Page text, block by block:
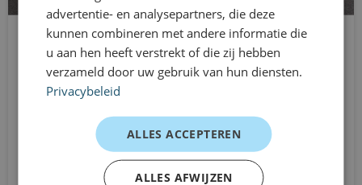
Die Vorteile des Händlerleasings für
Direkt vom Lager fahren
Flexible Laufzeiten von 1 bis 12 Monaten
Keine langfristigen Verpflichtungen
Transparente Kostenstruktur
Geeignet für geschäftliche und private Nutzung
verstellbarer Lenker
Telefonintegration
hitzebeständiges Glas
Seitenairbag(s) für
Hyundai i10
Fließheck
449 € /mnd excl. btw
advertentie- en analysepartners, die deze
kunnen combineren met andere informatie die
u aan hen heeft verstrekt of die zij hebben
verzameld door uw gebruik van hun diensten.
Privacybeleid
ALLES ACCEPTEREN
ALLES AFWIJZEN